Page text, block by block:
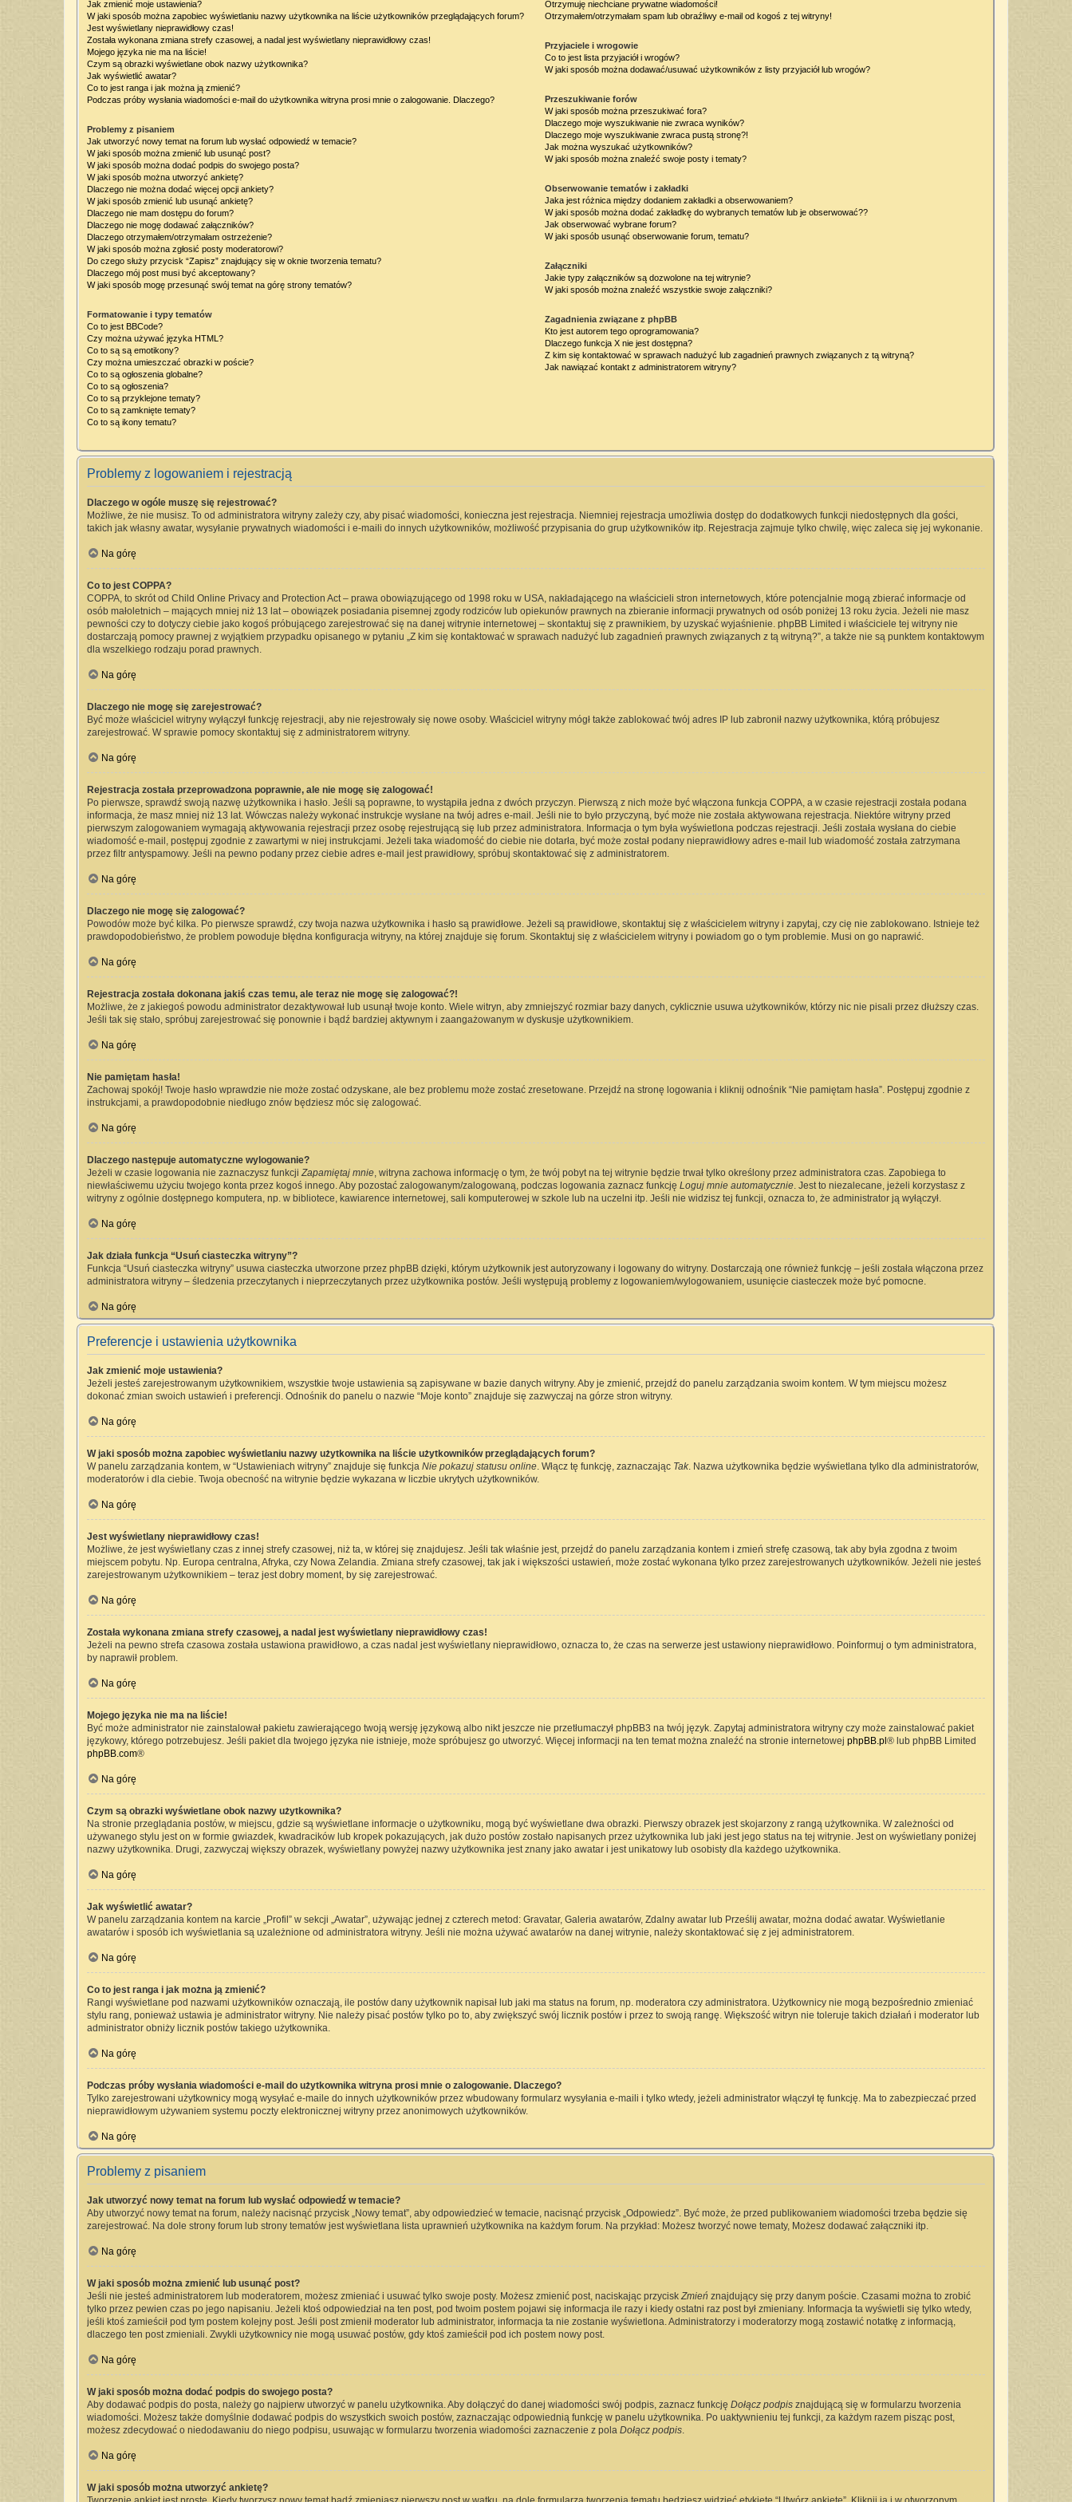
Jak zmienić moje ustawienia?
W jaki sposób można zapobiec wyświetlaniu nazwy użytkownika na liście użytkowników przeglądających forum?
Jest wyświetlany nieprawidłowy czas!
Została wykonana zmiana strefy czasowej, a nadal jest wyświetlany nieprawidłowy czas!
Mojego języka nie ma na liście!
Czym są obrazki wyświetlane obok nazwy użytkownika?
Jak wyświetlić awatar?
Co to jest ranga i jak można ją zmienić?
Podczas próby wysłania wiadomości e-mail do użytkownika witryna prosi mnie o zalogowanie. Dlaczego?
Problemy z pisaniem
Jak utworzyć nowy temat na forum lub wysłać odpowiedź w temacie?
W jaki sposób można zmienić lub usunąć post?
W jaki sposób można dodać podpis do swojego posta?
W jaki sposób można utworzyć ankietę?
Dlaczego nie można dodać więcej opcji ankiety?
W jaki sposób zmienić lub usunąć ankietę?
Dlaczego nie mam dostępu do forum?
Dlaczego nie mogę dodawać załączników?
Dlaczego otrzymałem/otrzymałam ostrzeżenie?
W jaki sposób można zgłosić posty moderatorowi?
Do czego służy przycisk “Zapisz” znajdujący się w oknie tworzenia tematu?
Dlaczego mój post musi być akceptowany?
W jaki sposób mogę przesunąć swój temat na górę strony tematów?
Formatowanie i typy tematów
Co to jest BBCode?
Czy można używać języka HTML?
Co to są są emotikony?
Czy można umieszczać obrazki w poście?
Co to są ogłoszenia globalne?
Co to są ogłoszenia?
Co to są przyklejone tematy?
Co to są zamknięte tematy?
Co to są ikony tematu?
Otrzymuję niechciane prywatne wiadomości!
Otrzymałem/otrzymałam spam lub obraźliwy e-mail od kogoś z tej witryny!
Przyjaciele i wrogowie
Co to jest lista przyjaciół i wrogów?
W jaki sposób można dodawać/usuwać użytkowników z listy przyjaciół lub wrogów?
Przeszukiwanie forów
W jaki sposób można przeszukiwać fora?
Dlaczego moje wyszukiwanie nie zwraca wyników?
Dlaczego moje wyszukiwanie zwraca pustą stronę?!
Jak można wyszukać użytkowników?
W jaki sposób można znaleźć swoje posty i tematy?
Obserwowanie tematów i zakładki
Jaka jest różnica między dodaniem zakładki a obserwowaniem?
W jaki sposób można dodać zakładkę do wybranych tematów lub je obserwować??
Jak obserwować wybrane forum?
W jaki sposób usunąć obserwowanie forum, tematu?
Załączniki
Jakie typy załączników są dozwolone na tej witrynie?
W jaki sposób można znaleźć wszystkie swoje załączniki?
Zagadnienia związane z phpBB
Kto jest autorem tego oprogramowania?
Dlaczego funkcja X nie jest dostępna?
Z kim się kontaktować w sprawach nadużyć lub zagadnień prawnych związanych z tą witryną?
Jak nawiązać kontakt z administratorem witryny?
Problemy z logowaniem i rejestracją
Dlaczego w ogóle muszę się rejestrować?
Możliwe, że nie musisz. To od administratora witryny zależy czy, aby pisać wiadomości, konieczna jest rejestracja. Niemniej rejestracja umożliwia dostęp do dodatkowych funkcji niedostępnych dla gości,
takich jak własny awatar, wysyłanie prywatnych wiadomości i e-maili do innych użytkowników, możliwość przypisania do grup użytkowników itp. Rejestracja zajmuje tylko chwilę, więc zaleca się jej wykonanie.
Na górę
Co to jest COPPA?
COPPA, to skrót od Child Online Privacy and Protection Act – prawa obowiązującego od 1998 roku w USA, nakładającego na właścicieli stron internetowych, które potencjalnie mogą zbierać informacje od
osób małoletnich – mających mniej niż 13 lat – obowiązek posiadania pisemnej zgody rodziców lub opiekunów prawnych na zbieranie informacji prywatnych od osób poniżej 13 roku życia. Jeżeli nie masz
pewności czy to dotyczy ciebie jako kogoś próbującego zarejestrować się na danej witrynie internetowej – skontaktuj się z prawnikiem, by uzyskać wyjaśnienie. phpBB Limited i właściciele tej witryny nie
dostarczają pomocy prawnej z wyjątkiem przypadku opisanego w pytaniu „Z kim się kontaktować w sprawach nadużyć lub zagadnień prawnych związanych z tą witryną?”, a także nie są punktem kontaktowym
dla wszelkiego rodzaju porad prawnych.
Na górę
Dlaczego nie mogę się zarejestrować?
Być może właściciel witryny wyłączył funkcję rejestracji, aby nie rejestrowały się nowe osoby. Właściciel witryny mógł także zablokować twój adres IP lub zabronił nazwy użytkownika, którą próbujesz
zarejestrować. W sprawie pomocy skontaktuj się z administratorem witryny.
Na górę
Rejestracja została przeprowadzona poprawnie, ale nie mogę się zalogować!
Po pierwsze, sprawdź swoją nazwę użytkownika i hasło. Jeśli są poprawne, to wystąpiła jedna z dwóch przyczyn. Pierwszą z nich może być włączona funkcja COPPA, a w czasie rejestracji została podana
informacja, że masz mniej niż 13 lat. Wówczas należy wykonać instrukcje wysłane na twój adres e-mail. Jeśli nie to było przyczyną, być może nie została aktywowana rejestracja. Niektóre witryny przed
pierwszym zalogowaniem wymagają aktywowania rejestracji przez osobę rejestrującą się lub przez administratora. Informacja o tym była wyświetlona podczas rejestracji. Jeśli została wysłana do ciebie
wiadomość e-mail, postępuj zgodnie z zawartymi w niej instrukcjami. Jeżeli taka wiadomość do ciebie nie dotarła, być może został podany nieprawidłowy adres e-mail lub wiadomość została zatrzymana
przez filtr antyspamowy. Jeśli na pewno podany przez ciebie adres e-mail jest prawidłowy, spróbuj skontaktować się z administratorem.
Na górę
Dlaczego nie mogę się zalogować?
Powodów może być kilka. Po pierwsze sprawdź, czy twoja nazwa użytkownika i hasło są prawidłowe. Jeżeli są prawidłowe, skontaktuj się z właścicielem witryny i zapytaj, czy cię nie zablokowano. Istnieje też
prawdopodobieństwo, że problem powoduje błędna konfiguracja witryny, na której znajduje się forum. Skontaktuj się z właścicielem witryny i powiadom go o tym problemie. Musi on go naprawić.
Na górę
Rejestracja została dokonana jakiś czas temu, ale teraz nie mogę się zalogować?!
Możliwe, że z jakiegoś powodu administrator dezaktywował lub usunął twoje konto. Wiele witryn, aby zmniejszyć rozmiar bazy danych, cyklicznie usuwa użytkowników, którzy nic nie pisali przez dłuższy czas.
Jeśli tak się stało, spróbuj zarejestrować się ponownie i bądź bardziej aktywnym i zaangażowanym w dyskusje użytkownikiem.
Na górę
Nie pamiętam hasła!
Zachowaj spokój! Twoje hasło wprawdzie nie może zostać odzyskane, ale bez problemu może zostać zresetowane. Przejdź na stronę logowania i kliknij odnośnik “Nie pamiętam hasła”. Postępuj zgodnie z
instrukcjami, a prawdopodobnie niedługo znów będziesz móc się zalogować.
Na górę
Dlaczego następuje automatyczne wylogowanie?
Jeżeli w czasie logowania nie zaznaczysz funkcjiZapamiętaj mnie, witryna zachowa informację o tym, że twój pobyt na tej witrynie będzie trwał tylko określony przez administratora czas. Zapobiega to
niewłaściwemu użyciu twojego konta przez kogoś innego. Aby pozostać zalogowanym/zalogowaną, podczas logowania zaznacz funkcję Loguj mnie automatycznie. Jest to niezalecane, jeżeli korzystasz z
witryny z ogólnie dostępnego komputera, np. w bibliotece, kawiarence internetowej, sali komputerowej w szkole lub na uczelni itp. Jeśli nie widzisz tej funkcji, oznacza to, że administrator ją wyłączył.
Na górę
Jak działa funkcja “Usuń ciasteczka witryny”?
Funkcja “Usuń ciasteczka witryny” usuwa ciasteczka utworzone przez phpBB dzięki, którym użytkownik jest autoryzowany i logowany do witryny. Dostarczają one również funkcję – jeśli została włączona przez
administratora witryny – śledzenia przeczytanych i nieprzeczytanych przez użytkownika postów. Jeśli występują problemy z logowaniem/wylogowaniem, usunięcie ciasteczek może być pomocne.
Na górę
Preferencje i ustawienia użytkownika
Jak zmienić moje ustawienia?
Jeżeli jesteś zarejestrowanym użytkownikiem, wszystkie twoje ustawienia są zapisywane w bazie danych witryny. Aby je zmienić, przejdź do panelu zarządzania swoim kontem. W tym miejscu możesz
dokonać zmian swoich ustawień i preferencji. Odnośnik do panelu o nazwie “Moje konto” znajduje się zazwyczaj na górze stron witryny.
Na górę
W jaki sposób można zapobiec wyświetlaniu nazwy użytkownika na liście użytkowników przeglądających forum?
W panelu zarządzania kontem, w “Ustawieniach witryny” znajduje się funkcja Nie pokazuj statusu online. Włącz tę funkcję, zaznaczając Tak. Nazwa użytkownika będzie wyświetlana tylko dla administratorów,
moderatorów i dla ciebie. Twoja obecność na witrynie będzie wykazana w liczbie ukrytych użytkowników.
Na górę
Jest wyświetlany nieprawidłowy czas!
Możliwe, że jest wyświetlany czas z innej strefy czasowej, niż ta, w której się znajdujesz. Jeśli tak właśnie jest, przejdź do panelu zarządzania kontem i zmień strefę czasową, tak aby była zgodna z twoim
miejscem pobytu. Np. Europa centralna, Afryka, czy Nowa Zelandia. Zmiana strefy czasowej, tak jak i większości ustawień, może zostać wykonana tylko przez zarejestrowanych użytkowników. Jeżeli nie jesteś
zarejestrowanym użytkownikiem – teraz jest dobry moment, by się zarejestrować.
Na górę
Została wykonana zmiana strefy czasowej, a nadal jest wyświetlany nieprawidłowy czas!
Jeżeli na pewno strefa czasowa została ustawiona prawidłowo, a czas nadal jest wyświetlany nieprawidłowo, oznacza to, że czas na serwerze jest ustawiony nieprawidłowo. Poinformuj o tym administratora,
by naprawił problem.
Na górę
Mojego języka nie ma na liście!
Być może administrator nie zainstalował pakietu zawierającego twoją wersję językową albo nikt jeszcze nie przetłumaczył phpBB3 na twój język. Zapytaj administratora witryny czy może zainstalować pakiet
językowy, którego potrzebujesz. Jeśli pakiet dla twojego języka nie istnieje, może spróbujesz go utworzyć. Więcej informacji na ten temat można znaleźć na stronie internetowej phpBB.pl ® lub phpBB Limited
phpBB.com®
Na górę
Czym są obrazki wyświetlane obok nazwy użytkownika?
Na stronie przeglądania postów, w miejscu, gdzie są wyświetlane informacje o użytkowniku, mogą być wyświetlane dwa obrazki. Pierwszy obrazek jest skojarzony z rangą użytkownika. W zależności od
używanego stylu jest on w formie gwiazdek, kwadracików lub kropek pokazujących, jak dużo postów zostało napisanych przez użytkownika lub jaki jest jego status na tej witrynie. Jest on wyświetlany poniżej
nazwy użytkownika. Drugi, zazwyczaj większy obrazek, wyświetlany powyżej nazwy użytkownika jest znany jako awatar i jest unikatowy lub osobisty dla każdego użytkownika.
Na górę
Jak wyświetlić awatar?
W panelu zarządzania kontem na karcie „Profil” w sekcji „Awatar”, używając jednej z czterech metod: Gravatar, Galeria awatarów, Zdalny awatar lub Prześlij awatar, można dodać awatar. Wyświetlanie
awatarów i sposób ich wyświetlania są uzależnione od administratora witryny. Jeśli nie można używać awatarów na danej witrynie, należy skontaktować się z jej administratorem.
Na górę
Co to jest ranga i jak można ją zmienić?
Rangi wyświetlane pod nazwami użytkowników oznaczają, ile postów dany użytkownik napisał lub jaki ma status na forum, np. moderatora czy administratora. Użytkownicy nie mogą bezpośrednio zmieniać
stylu rang, ponieważ ustawia je administrator witryny. Nie należy pisać postów tylko po to, aby zwiększyć swój licznik postów i przez to swoją rangę. Większość witryn nie toleruje takich działań i moderator lub
administrator obniży licznik postów takiego użytkownika.
Na górę
Podczas próby wysłania wiadomości e-mail do użytkownika witryna prosi mnie o zalogowanie. Dlaczego?
Tylko zarejestrowani użytkownicy mogą wysyłać e-maile do innych użytkowników przez wbudowany formularz wysyłania e-maili i tylko wtedy, jeżeli administrator włączył tę funkcję. Ma to zabezpieczać przed
nieprawidłowym używaniem systemu poczty elektronicznej witryny przez anonimowych użytkowników.
Na górę
Problemy z pisaniem
Jak utworzyć nowy temat na forum lub wysłać odpowiedź w temacie?
Aby utworzyć nowy temat na forum, należy nacisnąć przycisk „Nowy temat”, aby odpowiedzieć w temacie, nacisnąć przycisk „Odpowiedz”. Być może, że przed publikowaniem wiadomości trzeba będzie się
zarejestrować. Na dole strony forum lub strony tematów jest wyświetlana lista uprawnień użytkownika na każdym forum. Na przykład: Możesz tworzyć nowe tematy, Możesz dodawać załączniki itp.
Na górę
W jaki sposób można zmienić lub usunąć post?
Jeśli nie jesteś administratorem lub moderatorem, możesz zmieniać i usuwać tylko swoje posty. Możesz zmienić post, naciskając przyciskZmień znajdujący się przy danym poście. Czasami można to zrobić
tylko przez pewien czas po jego napisaniu. Jeżeli ktoś odpowiedział na ten post, pod twoim postem pojawi się informacja ile razy i kiedy ostatni raz post był zmieniany. Informacja ta wyświetli się tylko wtedy,
jeśli ktoś zamieścił pod tym postem kolejny post. Jeśli post zmienił moderator lub administrator, informacja ta nie zostanie wyświetlona. Administratorzy i moderatorzy mogą zostawić notatkę z informacją,
dlaczego ten post zmieniali. Zwykli użytkownicy nie mogą usuwać postów, gdy ktoś zamieścił pod ich postem nowy post.
Na górę
W jaki sposób można dodać podpis do swojego posta?
Aby dodawać podpis do posta, należy go najpierw utworzyć w panelu użytkownika. Aby dołączyć do danej wiadomości swój podpis, zaznacz funkcję Dołącz podpis znajdującą się w formularzu tworzenia
wiadomości. Możesz także domyślnie dodawać podpis do wszystkich swoich postów, zaznaczając odpowiednią funkcję w panelu użytkownika. Po uaktywnieniu tej funkcji, za każdym razem pisząc post,
możesz zdecydować o niedodawaniu do niego podpisu, usuwając w formularzu tworzenia wiadomości zaznaczenie z pola Dołącz podpis.
Na górę
W jaki sposób można utworzyć ankietę?